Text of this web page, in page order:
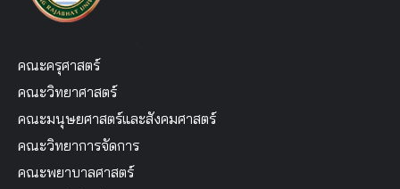
คณะครุศาสตร์
คณะวิทยาศาสตร์
คณะมนุษยศาสตร์และสังคมศาสตร์
คณะวิทยาการจัดการ
คณะพยาบาลศาสตร์